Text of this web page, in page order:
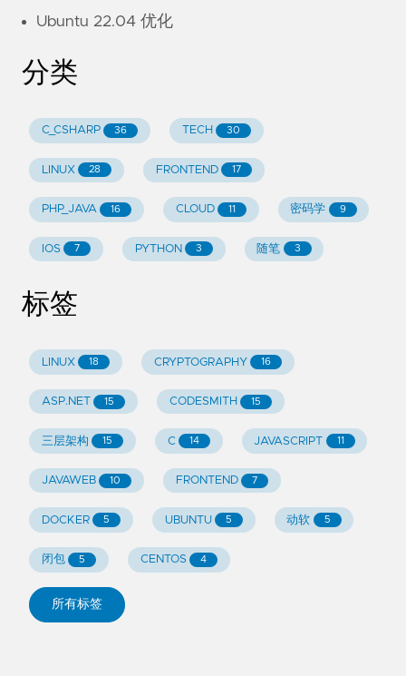
Ubuntu 22.04 优化
分类
C_CSHARP 36 TECH 30
LINUX 28 FRONTEND 17
PHP_JAVA 16 CLOUD 11 密码学 9
IOS 7 PYTHON 3 随笔 3
标签
LINUX 18 CRYPTOGRAPHY 16
ASP.NET 15 CODESMITH 15
三层架构 15 C 14 JAVASCRIPT 11
JAVAWEB 10 FRONTEND 7
DOCKER 5 UBUNTU 5 动软 5
闭包 5 CENTOS 4
所有标签